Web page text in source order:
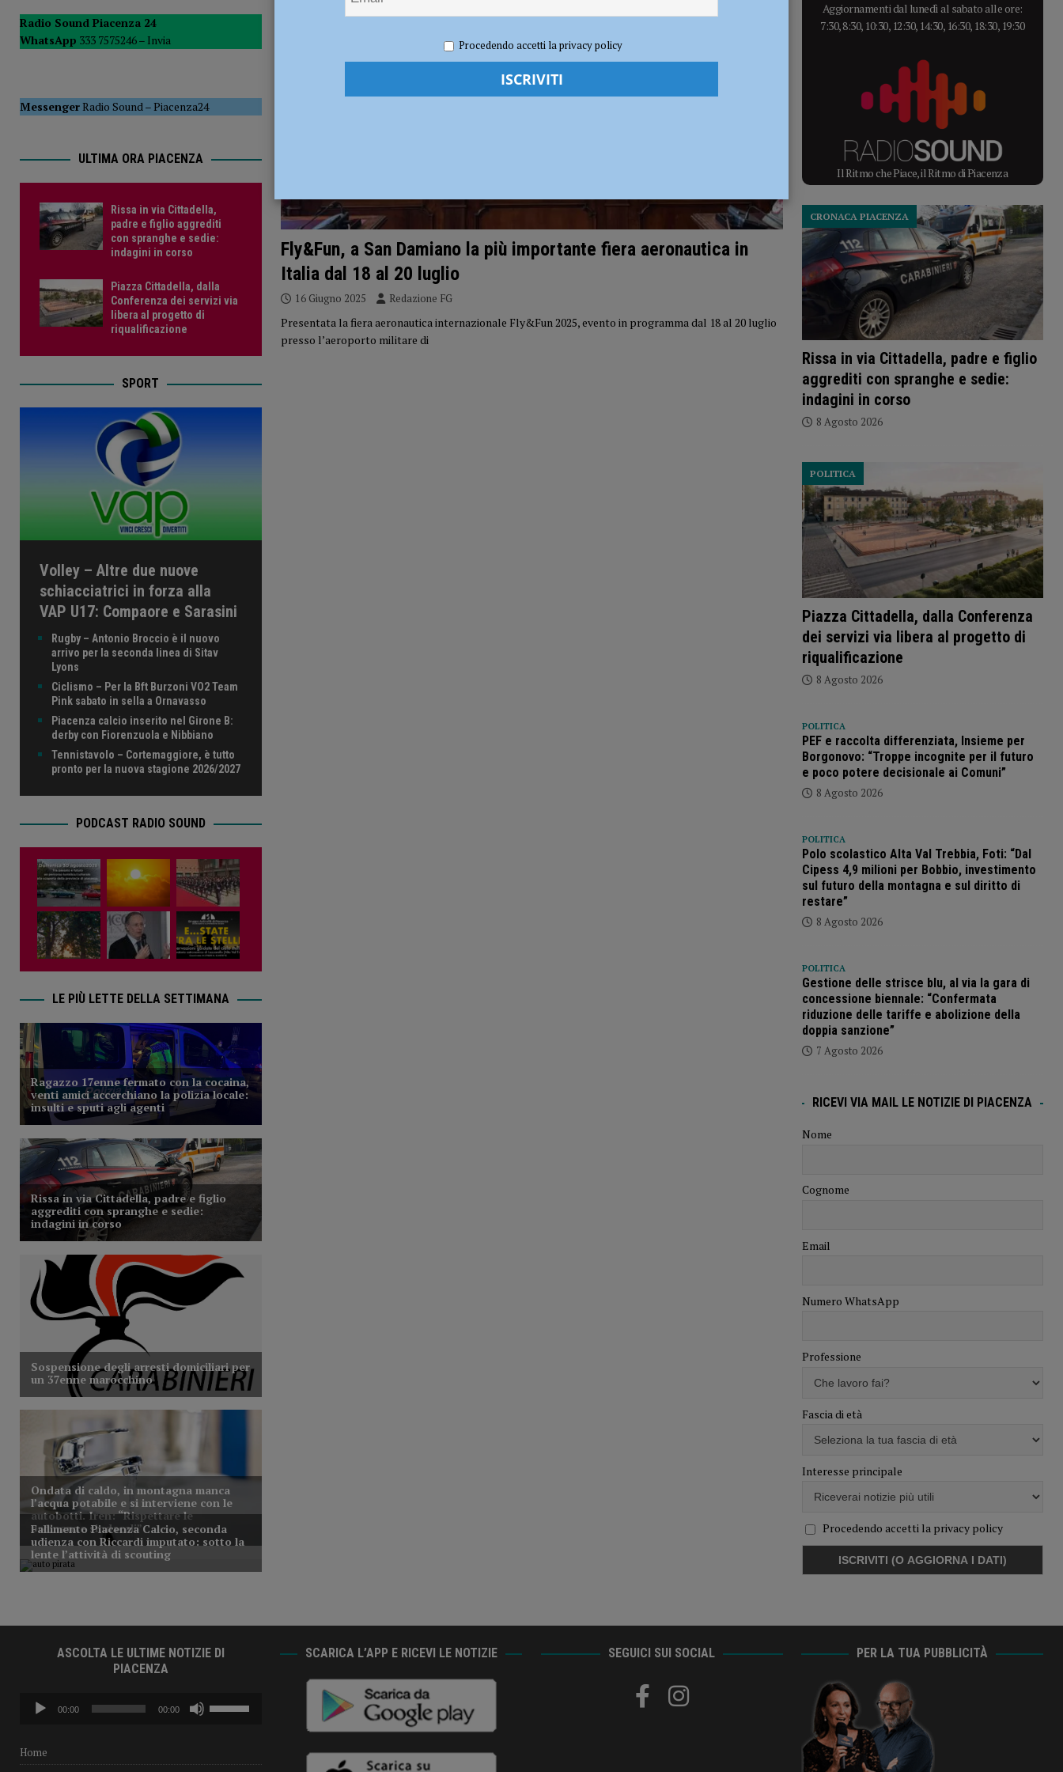
[ 7 Agosto 2026 ] Assegnati alla questura di Piacenza diciannove nuovi agenti di polizia CRONACA PIACENZA
[ 8 Agosto 2026 ] Rissa in via Cittadella, padre e figlio aggrediti con spranghe e sedie: indagini in corso CRONACA PIACENZA
Fly&Fun, a San Damiano la più importante fiera aeronautica in
Italia dal 18 al 20 luglio
16 Giugno 2025 Redazione FG
Presentata la fiera aeronautica internazionale Fly&Fun 2025, evento in programma dal 18 al 20 luglio
presso l’aeroporto militare di
Radio Sound Piacenza 24
WhatsApp 333 7575246 – Invia
MessengerRadio Sound–Piacenza24
ULTIMA ORA PIACENZA
Rissa in via Cittadella,
padre e figlio aggrediti
con spranghe e sedie:
indagini in corso
Piazza Cittadella, dalla
Conferenza dei servizi via
libera al progetto di
riqualificazione
SPORT
Volley – Altre due nuove
schiacciatrici in forza alla
VAP U17: Compaore e Sarasini
Rugby – Antonio Broccio è il nuovo
arrivo per la seconda linea di Sitav
Lyons
Ciclismo – Per la Bft Burzoni VO2 Team
Pink sabato in sella a Ornavasso
Piacenza calcio inserito nel Girone B:
derby con Fiorenzuola e Nibbiano
Tennistavolo – Cortemaggiore, è tutto
pronto per la nuova stagione 2026/2027
PODCAST RADIO SOUND
LE PIÙ LETTE DELLA SETTIMANA
Aggiornamenti dal lunedì al sabato alle ore:
7:30, 8:30, 10:30, 12:30, 14:30, 16:30, 18:30, 19:30
Il Ritmo che Piace, il Ritmo di Piacenza
Rissa in via Cittadella, padre e figlio
aggrediti con spranghe e sedie:
indagini in corso
CRONACA PIACENZA
8 Agosto 2026
Piazza Cittadella, dalla Conferenza
dei servizi via libera al progetto di
riqualificazione
POLITICA
8 Agosto 2026
POLITICA
PEF e raccolta differenziata, Insieme per
Borgonovo: “Troppe incognite per il futuro
e poco potere decisionale ai Comuni”
8 Agosto 2026
POLITICA
Polo scolastico Alta Val Trebbia, Foti: “Dal
Cipess 4,9 milioni per Bobbio, investimento
sul futuro della montagna e sul diritto di
restare”
8 Agosto 2026
POLITICA
Gestione delle strisce blu, al via la gara di
concessione biennale: “Confermata
riduzione delle tariffe e abolizione della
doppia sanzione”
7 Agosto 2026
RICEVI VIA MAIL LE NOTIZIE DI PIACENZA
Nome
Cognome
Email
Numero WhatsApp
Professione
Fascia di età
Interesse principale
Procedendo accetti la privacy policy
ASCOLTA LE ULTIME NOTIZIE DI
PIACENZA
Audio
Player
00:00 00:00
i
su/giù
Home
SCARICA L’APP E RICEVI LE NOTIZIE SEGUICI SUI SOCIAL PER LA TUA PUBBLICITÀ
Procedendo accetti la privacy policy